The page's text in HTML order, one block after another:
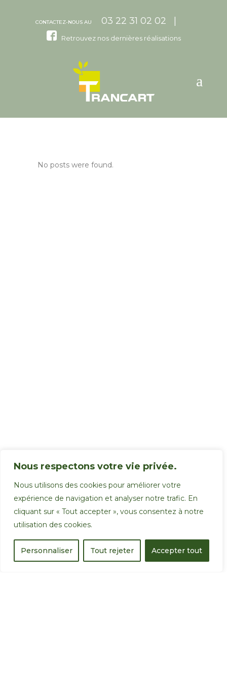
Nous respectons votre vie privée.
Nous utilisons des cookies pour améliorer votre
expérience de navigation et analyser notre trafic. En
cliquant sur « Tout accepter », vous consentez à notre
utilisation des cookies.
Personnaliser Tout rejeter Accepter tout
CONTACTEZ-NOUS AU 03 22 31 02 02 |
Retrouvez nos dernières réalisations
No posts were found.